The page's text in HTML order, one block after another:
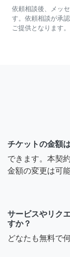
依頼相談後、メッ
す。依頼相談が承
ご提供となります。
チケットの金額
できます。本契
金額の変更は可能
サービスやリク
すか？
どなたも無料で